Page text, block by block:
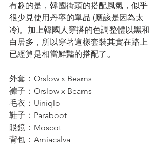
有趣的是，韓國街頭的搭配風氣，似乎
很少見使用丹寧的單品 (應該是因為太
冷)。加上韓國人穿搭的色調整體以黑和
白居多，所以穿著這樣套裝其實在路上
已經算是相當鮮豔的搭配了。
外套：Orslow x Beams
褲子：Orslow x Beams
毛衣：Uiniqlo
鞋子：Paraboot
眼鏡：Moscot
背包：Amiacalva